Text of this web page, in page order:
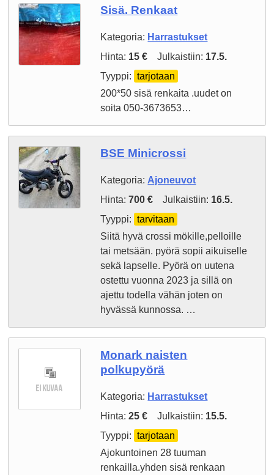
Sisä. Renkaat
Kategoria: Harrastukset
Hinta: 15 € Julkaistiin: 17.5.
Tyyppi:
tarjotaan
200*50 sisä renkaita .uudet on
soita 050-3673653…
BSE Minicrossi
Kategoria: Ajoneuvot
Hinta:700 € Julkaistiin: 16.5.
Tyyppi:
tarvitaan
Siitä hyvä crossi mökille,pelloille
tai metsään. pyörä sopii aikuiselle
sekä lapselle. Pyörä on uutena
ostettu vuonna 2023 ja sillä on
ajettu todella vähän joten on
hyvässä kunnossa. …
Monark naisten
polkupyörä
Kategoria: Harrastukset
Hinta:25 € Julkaistiin: 15.5.
Tyyppi:
tarjotaan
Ajokuntoinen 28 tuuman
renkailla.yhden sisä renkaan